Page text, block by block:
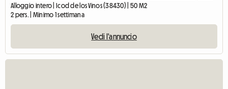
Alloggio intero | Icod de los Vinos (38430) | 50 M2
2 pers. | Minimo 1 settimana
Vedi l'annuncio